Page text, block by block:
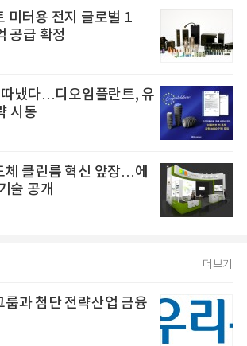
미터용 전지 글로벌 1
공급 확정
따냈다…디오임플란트, 유
시동
체 클린룸 혁신 앞장…에
술 공개
더보기
룹과 첨단 전략산업 금융